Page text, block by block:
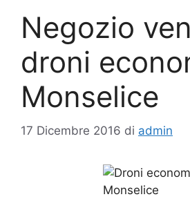
Negozio
droni
Monselice
17 Dicembre 2016 di admin